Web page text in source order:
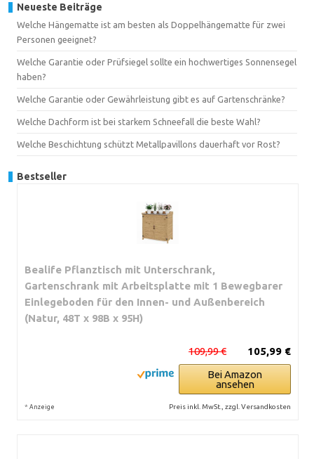
Neueste Beiträge
Welche Hängematte ist am besten als Doppelhängematte für zwei
Personen geeignet?
Welche Garantie oder Prüfsiegel sollte ein hochwertiges Sonnensegel
haben?
Welche Garantie oder Gewährleistung gibt es auf Gartenschränke?
Welche Dachform ist bei starkem Schneefall die beste Wahl?
Welche Beschichtung schützt Metallpavillons dauerhaft vor Rost?
Bestseller
Bealife Pflanztisch mit Unterschrank,
Gartenschrank mit Arbeitsplatte mit 1 Bewegbarer
Einlegeboden für den Innen- und Außenbereich
(Natur, 48T x 98B x 95H)
105,99 €
109,99 €
Bei Amazon
ansehen
* Anzeige Preis inkl. MwSt., zzgl. Versandkosten